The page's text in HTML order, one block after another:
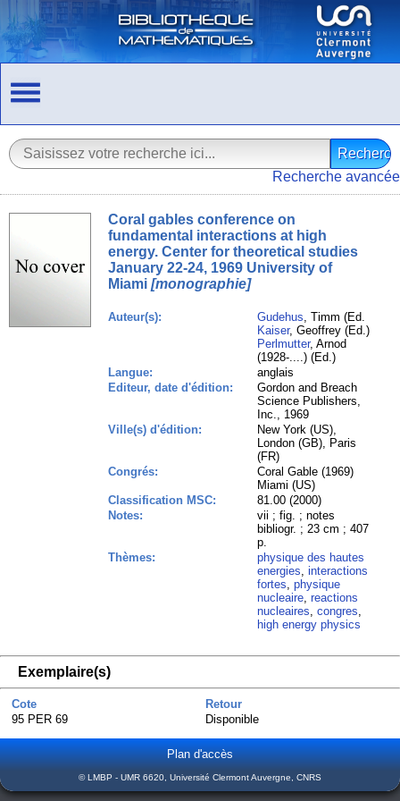
Recherche avancée
Coral gables conference on
fundamental interactions at high
energy. Center for theoretical studies
January 22-24, 1969 University of
Miami [monographie]
Auteur(s): Gudehus, Timm (Ed.
Kaiser, Geoffrey (Ed.)
Perlmutter, Arnod
(1928-....) (Ed.)
Langue:
anglais
Editeur, date d'édition:
Gordon and Breach
Science Publishers,
Inc., 1969
Ville(s) d'édition:
New York (US),
London (GB), Paris
(FR)
Congrés:
Coral Gable (1969)
Miami (US)
Classification MSC:
81.00 (2000)
Notes:
vii ; fig. ; notes
bibliogr. ; 23 cm ; 407
p.
Thèmes:
physique des hautes
energies,interactions
fortes,physique
nucleaire,reactions
nucleaires,congres,
high energy physics
Exemplaire(s)
Cote
Retour
95 PER 69
Disponible
Plan d'accès
© LMBP - UMR 6620, Université Clermont Auvergne, CNRS